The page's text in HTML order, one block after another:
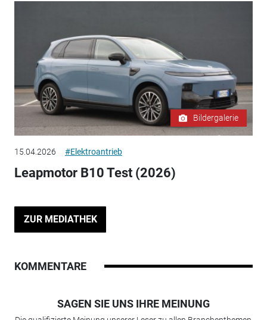
Bildergalerie
15.04.2026 #Elektroantrieb
Leapmotor B10 Test (2026)
ZUR MEDIATHEK
KOMMENTARE
SAGEN SIE UNS IHRE MEINUNG